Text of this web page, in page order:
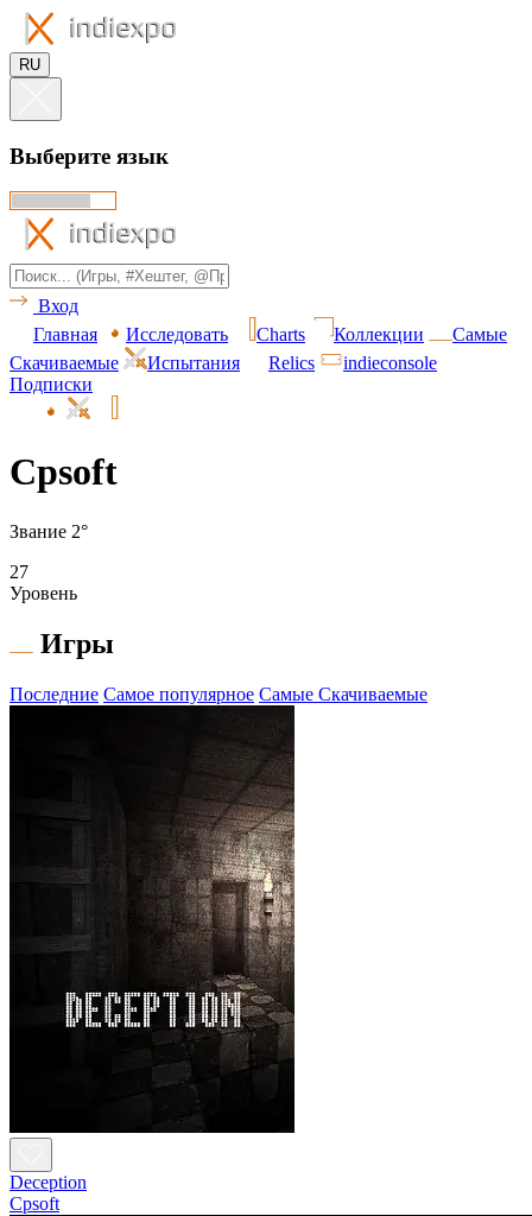
RU
Выберите язык
Вход
Главная
Исследовать Charts Коллекции
Самые
Скачиваемые
Испытания Relics
indieconsole
Подписки
Cpsoft
Звание 2°
27
Уровень
Игры
Последние Самое популярное Самые Скачиваемые
Deception
Cpsoft